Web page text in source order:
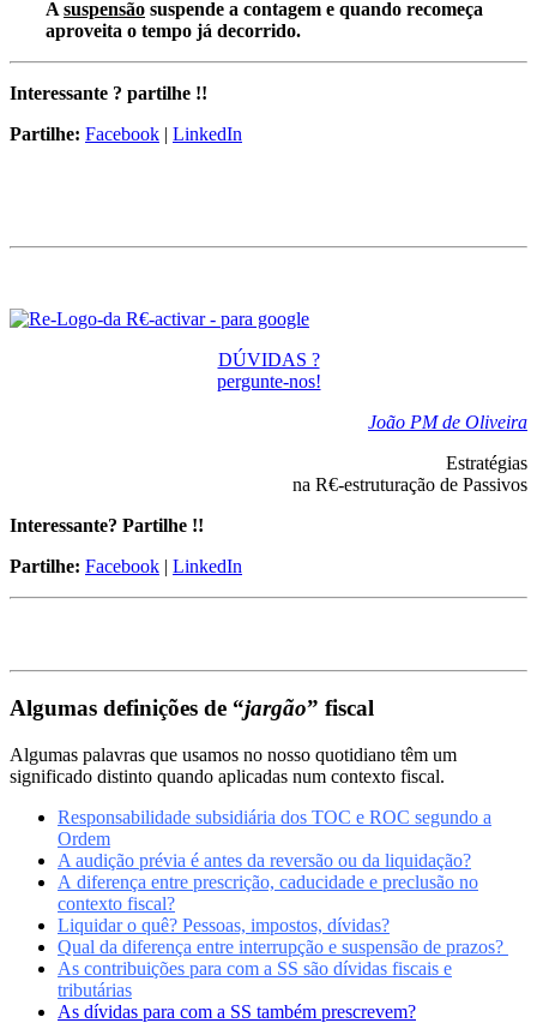
A suspensão suspende a contagem e quando recomeça
aproveita o tempo já decorrido.
Interessante ? partilhe !!
Partilhe: Facebook | LinkedIn
DÚVIDAS ?
pergunte-nos!
João PM de Oliveira
Estratégias
na R€-estruturação de Passivos
Interessante? Partilhe !!
Partilhe: Facebook | LinkedIn
Algumas definições de “jargão” fiscal
Algumas palavras que usamos no nosso quotidiano têm um
significado distinto quando aplicadas num contexto fiscal.
Responsabilidade subsidiária dos TOC e ROC segundo a
Ordem
A audição prévia é antes da reversão ou da liquidação?
A diferença entre prescrição, caducidade e preclusão no
contexto fiscal?
Liquidar o quê? Pessoas, impostos, dívidas?
Qual da diferença entre interrupção e suspensão de prazos?
As contribuições para com a SS são dívidas fiscais e
tributárias
As dívidas para com a SS também prescrevem?